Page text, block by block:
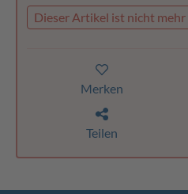
Dieser Artikel ist nicht
Merken
Teilen